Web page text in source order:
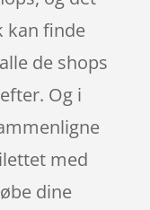
kan finde
de shops
Og i
med
dine